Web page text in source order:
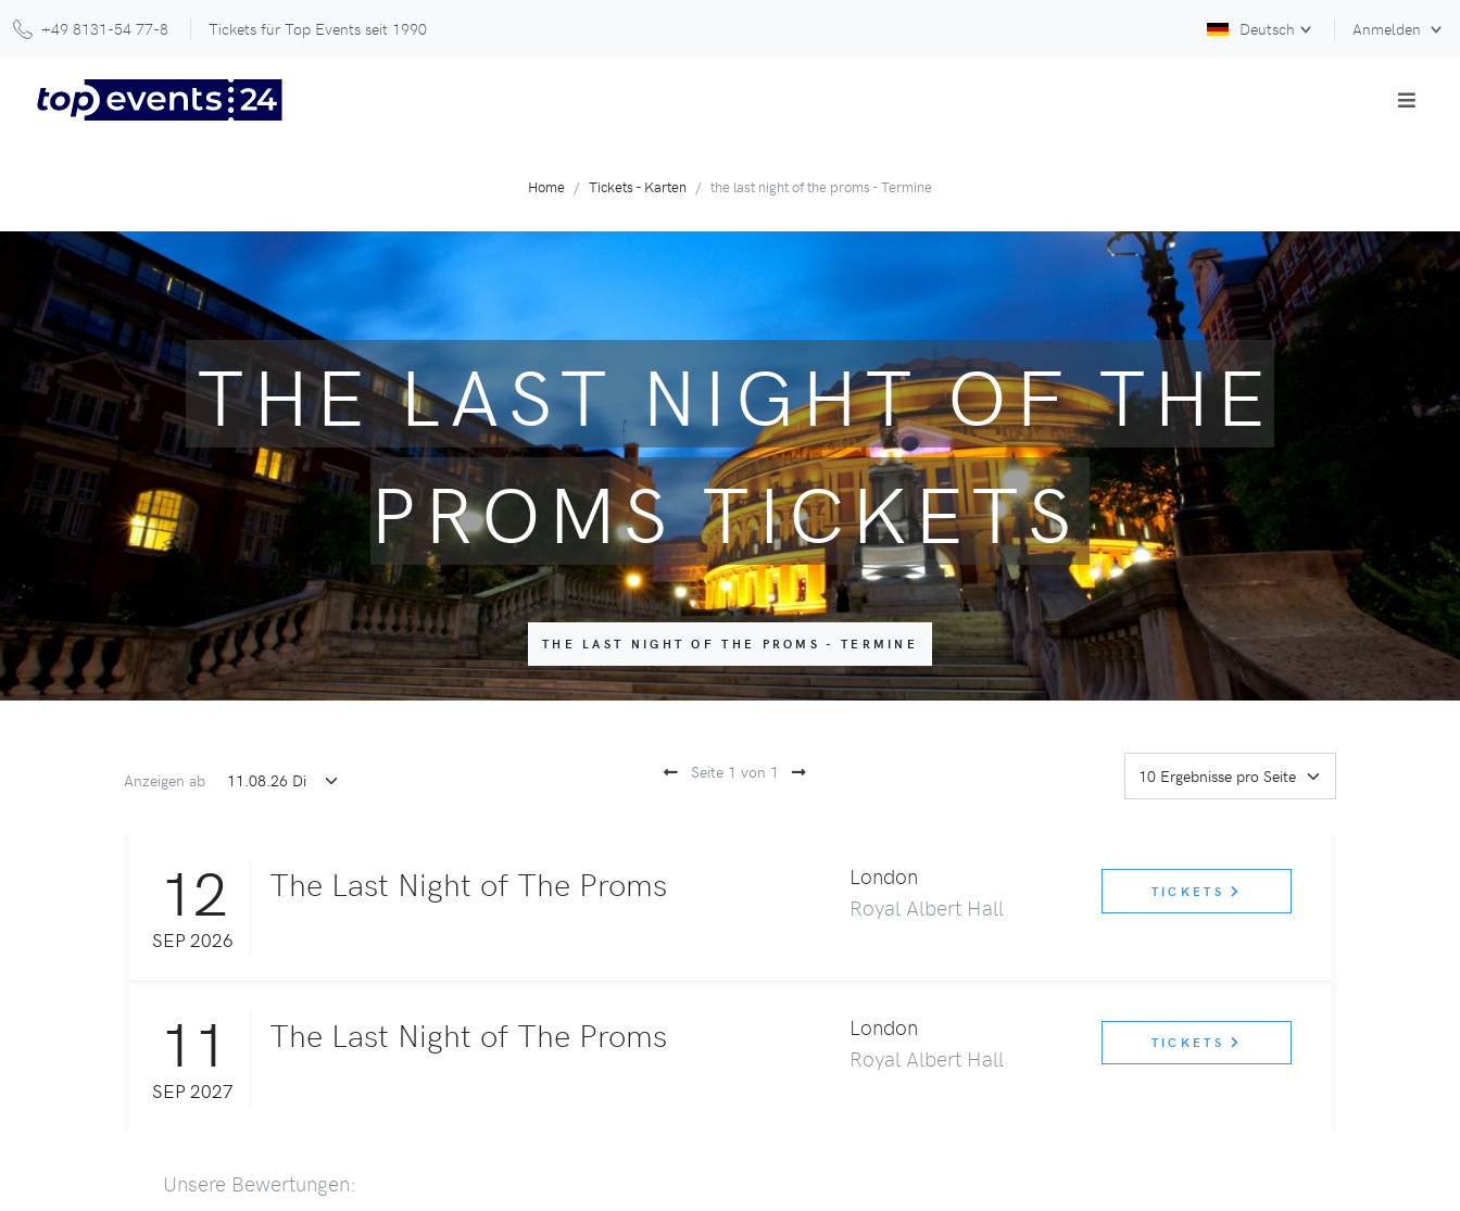
+49 8131-54 77-8 Tickets für Top Events seit 1990 Deutsch Anmelden
Home Tickets - Karten the last night of the proms - Termine
THE LAST NIGHT OF THE
PROMS TICKETS
THE LAST NIGHT OF THE PROMS - TERMINE
Anzeigen ab Seite 1 von 1
12
SEP 2026
The Last Night of The Proms
London
Royal Albert Hall
TICKETS
11
SEP 2027
The Last Night of The Proms
London
Royal Albert Hall
TICKETS
Unsere Bewertungen: